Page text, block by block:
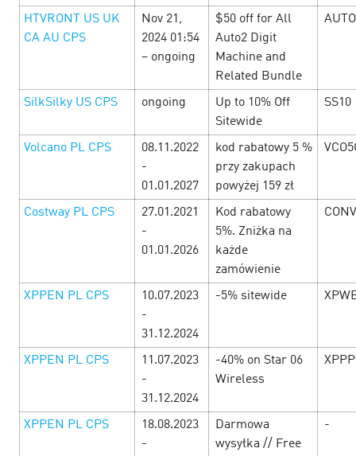
MỞ MÀN THÁNG MỚI CÙNG CƠN MƯA
DEAL HOT TỪ DOUBLE DAY! 🎉 3 April’25
Tháng mới bắt đầu, cơ hội săn sale cực đỉnh đã đến! 🔥
Đây chính là thời điểm vàng để thỏa sức mua sắm với loạt
ưu đãi siêu khủng. H&agra…
HTVRONT US UK
CA AU CPS
Nov 21,
2024 01:54
– ongoing
$50 off for All
Auto2 Digit
Machine and
Related Bundle
SilkSilky US CPS ongoing
Up to 10% Off
Sitewide
SS10
Volcano PL CPS
08.11.2022
-
01.01.2027
kod rabatowy 5 %
przy zakupach
powyżej 159 zł
Costway PL CPS
27.01.2021
-
01.01.2026
Kod rabatowy
5%. Zniżka na
każde
zamówienie
XPPEN PL CPS
10.07.2023
-
31.12.2024
-5% sitewide
XPPEN PL CPS
11.07.2023
-
31.12.2024
-40% on Star 06
Wireless
XPPEN PL CPS
18.08.2023
-
Darmowa
wysyłka // Free
-